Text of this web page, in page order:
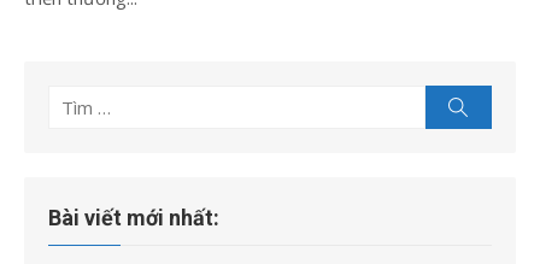
Tìm
kiếm
Bài viết mới nhất: